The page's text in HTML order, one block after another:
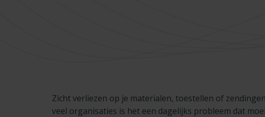
Zicht verliezen op je materialen, toestellen of
veel organisaties is het een dagelijks probleem dat